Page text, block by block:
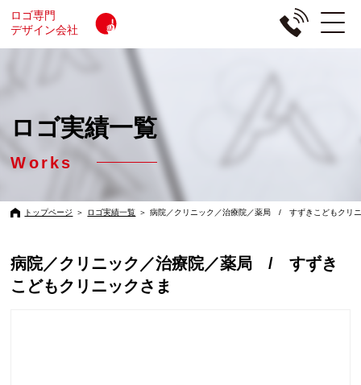
ロゴ専門
デザイン会社
ロゴ実績一覧
Works
トップページ ＞ ロゴ実績一覧 ＞ 病院／クリニック／治療院／薬局 / すずきこどもクリ
病院／クリニック／治療院／薬局 / すずき
こどもクリニックさま